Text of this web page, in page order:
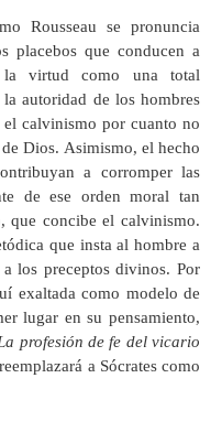
Rousseau se pronuncia
placebos que conducen a
virtud como una total
autoridad de los hombres
el calvinismo por cuanto no
Dios. Asimismo, el hecho
a corromper las
de ese orden moral tan
que concibe el calvinismo.
que insta al hombre a
los preceptos divinos. Por
exaltada como modelo de
lugar en su pensamiento,
profesión de fe del vicario
a Sócrates como